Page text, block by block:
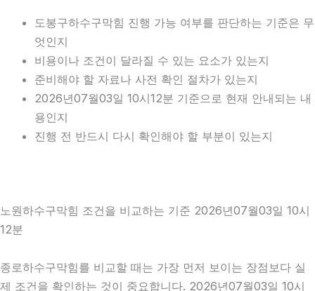
도봉구하수구막힘 진행 가능 여부를 판단하는 기준은 무
엇인지
비용이나 조건이 달라질 수 있는 요소가 있는지
준비해야 할 자료나 사전 확인 절차가 있는지
2026년07월03일 10시12분 기준으로 현재 안내되는 내
용인지
진행 전 반드시 다시 확인해야 할 부분이 있는지
노원하수구막힘 조건을 비교하는 기준 2026년07월03일 10시
12분
종로하수구막힘를 비교할 때는 가장 먼저 보이는 장점보다 실
제 조건을 확인하는 것이 중요합니다. 2026년07월03일 10시